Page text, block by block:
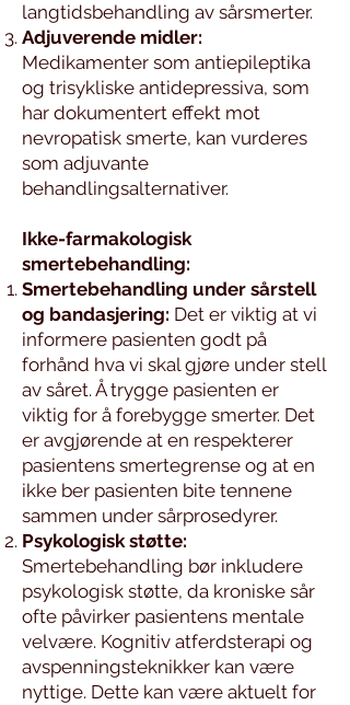
langtidsbehandling av sårsmerter.
Adjuverende midler:
Medikamenter som antiepileptika
og trisykliske antidepressiva, som
har dokumentert effekt mot
nevropatisk smerte, kan vurderes
som adjuvante
behandlingsalternativer.
Ikke-farmakologisk
smertebehandling:
Smertebehandling under sårstell
og bandasjering: Det er viktig at vi
informere pasienten godt på
forhånd hva vi skal gjøre under stell
av såret. Å trygge pasienten er
viktig for å forebygge smerter. Det
er avgjørende at en respekterer
pasientens smertegrense og at en
ikke ber pasienten bite tennene
sammen under sårprosedyrer.
Psykologisk støtte:
Smertebehandling bør inkludere
psykologisk støtte, da kroniske sår
ofte påvirker pasientens mentale
velvære. Kognitiv atferdsterapi og
avspenningsteknikker kan være
nyttige. Dette kan være aktuelt for